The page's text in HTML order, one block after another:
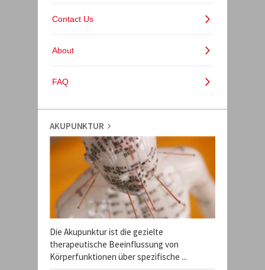
AKUPUNKTUR
Die Akupunktur ist die gezielte
therapeutische Beeinflussung von
Körperfunktionen über spezifische ...